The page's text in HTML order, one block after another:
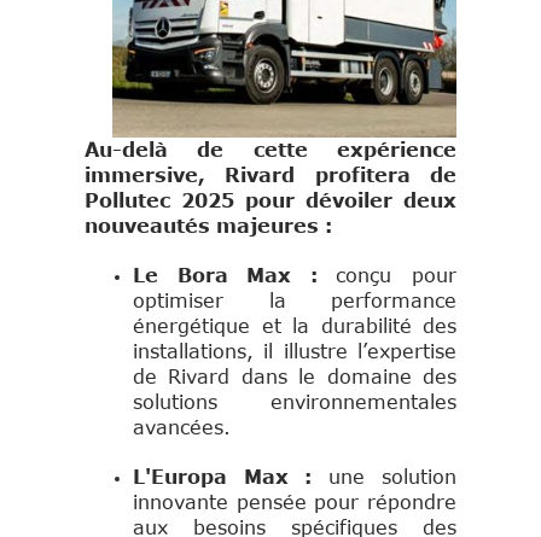
Au-delà de cette expérience
immersive, Rivard profitera de
Pollutec 2025 pour dévoiler deux
nouveautés majeures :
Le Bora Max :conçu pour
optimiser la performance
énergétique et la durabilité des
installations, il illustre l’expertise
de Rivard dans le domaine des
solutions environnementales
avancées.
L'Europa Max : une solution
innovante pensée pour répondre
aux besoins spécifiques des